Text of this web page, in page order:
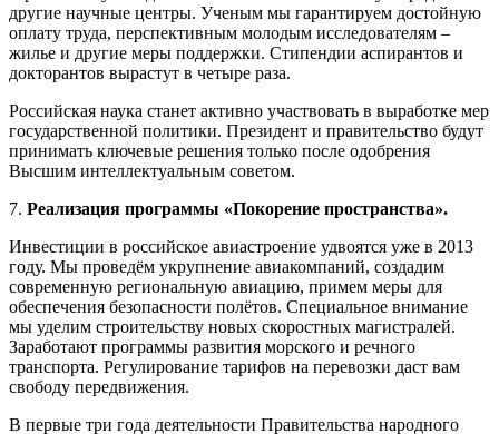
другие научные центры. Ученым мы гарантируем достойную
оплату труда, перспективным молодым исследователям –
жилье и другие меры поддержки. Стипендии аспирантов и
докторантов вырастут в четыре раза.
Российская наука станет активно участвовать в выработке мер
государственной политики. Президент и правительство будут
принимать ключевые решения только после одобрения
Высшим интеллектуальным советом.
7. Реализация программы «Покорение пространства».
Инвестиции в российское авиастроение удвоятся уже в 2013
году. Мы проведём укрупнение авиакомпаний, создадим
современную региональную авиацию, примем меры для
обеспечения безопасности полётов. Специальное внимание
мы уделим строительству новых скоростных магистралей.
Заработают программы развития морского и речного
транспорта. Регулирование тарифов на перевозки даст вам
свободу передвижения.
В первые три года деятельности Правительства народного